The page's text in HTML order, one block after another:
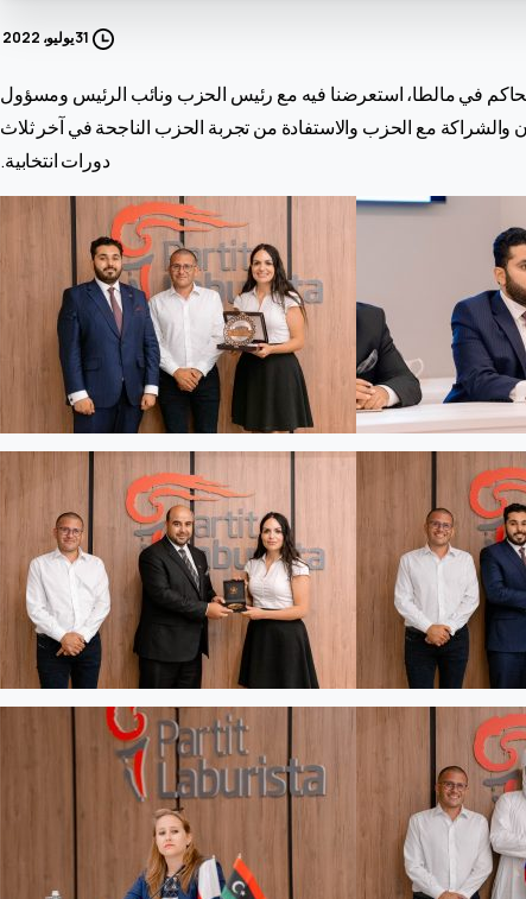
31 يوليو، 2022
في مالطا، استعرضنا فيه مع رئيس الحزب ونائب الرئيس ومسؤول
والشراكة مع الحزب والاستفادة من تجربة الحزب الناجحة في آخر ثلاث
دورات انتخابية.